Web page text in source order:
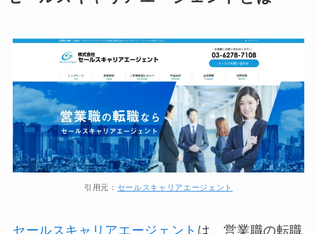
引用元： セールスキャリアエージェント
セールスキャリアエージェント は、営業職の転職